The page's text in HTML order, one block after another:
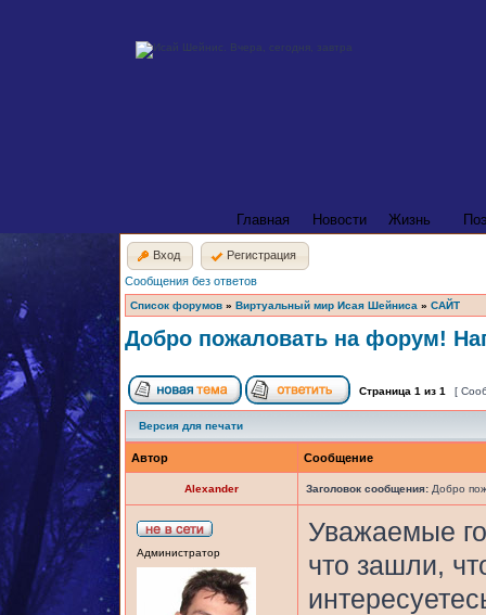
Главная Новости Жизнь
Вход
Регистрация
Сообщения без ответов
Список форумов » Виртуальный мир Исая Шейниса » САЙТ
Добро пожаловать на форум!
Страница 1 из 1 [
Версия для печати
Автор Сообщение
Alexander Заголовок сообщения: Добро
Администратор
Уважаемые
что зашли,